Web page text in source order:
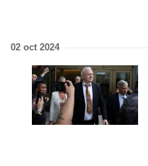
02 oct 2024